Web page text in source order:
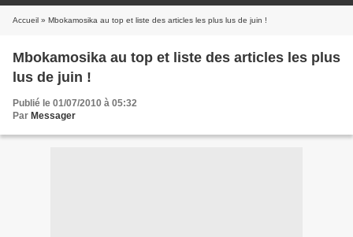
Accueil » Mbokamosika au top et liste des articles les plus lus de juin !
Mbokamosika au top et liste des articles les plus
lus de juin !
Publié le 01/07/2010 à 05:32
Par Messager